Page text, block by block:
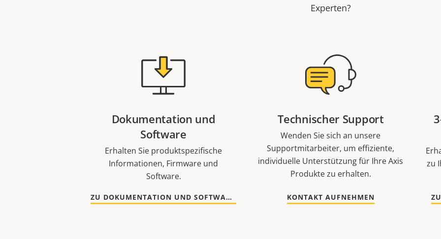
Experten?
Dokumentation und
Software
Erhalten Sie produktspezifische
Informationen, Firmware und
Software.
ZU DOKUMENTATION UND SOFTWARE WECHSELN
Technischer Support
Wenden Sie sich an unsere
Supportmitarbeiter, um effiziente,
individuelle Unterstützung für Ihre Axis
Produkte zu erhalten.
KONTAKT AUFNEHMEN
zu